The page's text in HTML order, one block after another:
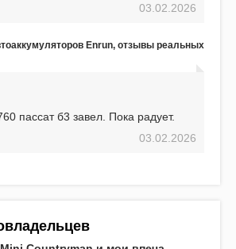
не было ни единой поломки,
характеристикам, он даже
модель.
03.02.2026
Enrun, отзывы реальных
пассат б3 завел. Пока радует.
03.02.2026